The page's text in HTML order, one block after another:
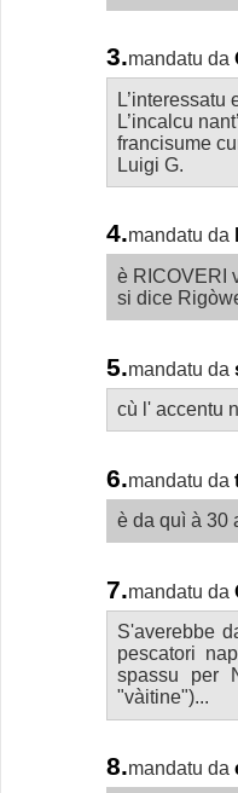
3.mandatu da
L’incalcu
francisume
Luigi G.
4.mandatu da
è RICOVERI
si dice
5.mandatu da
cù l' accentu
6.mandatu da
è da quì à 30
7.mandatu da
S'averebbe
pescatori
spassu per
"vàitine")...
8.mandatu da